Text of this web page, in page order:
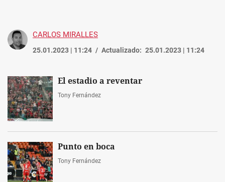
CARLOS MIRALLES
25.01.2023 | 11:24 Actualizado: 25.01.2023 | 11:24
El estadio a reventar
Tony Fernández
Punto en boca
Tony Fernández